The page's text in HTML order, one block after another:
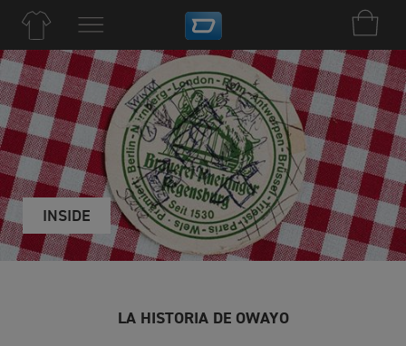
INSIDE
LA HISTORIA DE OWAYO